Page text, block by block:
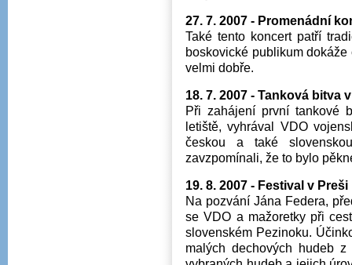
27. 7. 2007 - Promenádní
Také tento koncert patří
boskovické publikum
velmi dobře.
18. 7. 2007 - Tanková bitva
Při zahájení první tankové
letiště, vyhrával VDO
českou a také
zavzpomínali, že to bylo
19. 8. 2007 - Festival v Preši
Na pozvání Jána Federa,
se VDO a mažoretky při
slovenském Pezinoku.
malých dechových hudeb